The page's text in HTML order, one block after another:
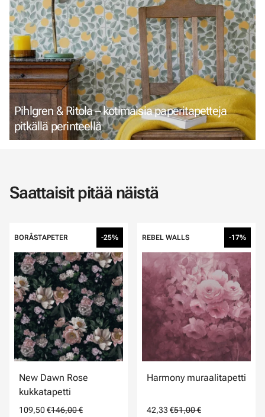
Pihlgren & Ritola – kotimaisia paperitapetteja
pitkällä perinteellä
Saattaisit pitää näistä
BORÅSTAPETER -25%
New Dawn Rose
kukkatapetti
109,50 €146,00 €
REBEL WALLS -17%
Harmony muraalitapetti
42,33 €51,00 €